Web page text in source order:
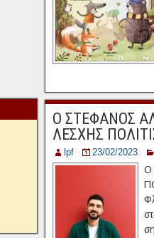
Ο ΣΤΕΦΑΝΟΣ
ΛΕΣΧΗΣ
lpf 23/02/2023
Ο